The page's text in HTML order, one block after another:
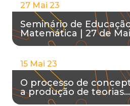
27 Mai 23
Seminário de
Matemática | 27 de
15 Mai 23
O processo de
a produção de teorias…